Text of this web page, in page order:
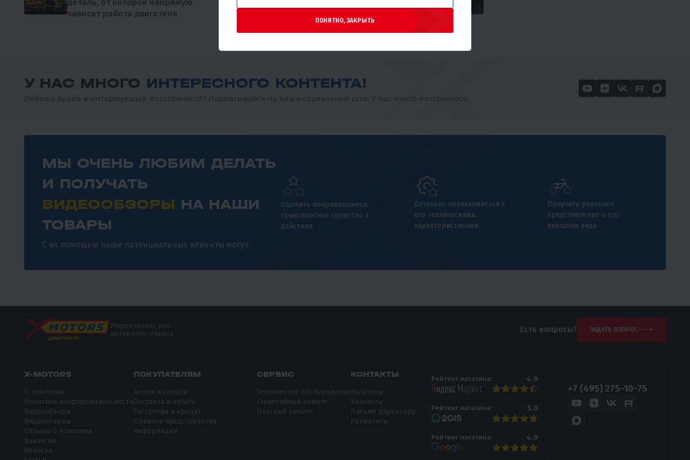
деталь, от которой напрямую
зависит работа двигателя
бензине? ⛽️ #xmotors #эндуро
У НАС МНОГО ИНТЕРЕСНОГО КОНТЕНТА!
Любишь драйв и интересуешься мототехникой? Подписывайся на наши социальные сети. У нас много интересного.
МЫ ОЧЕНЬ ЛЮБИМ ДЕЛАТЬ
И ПОЛУЧАТЬ
ВИДЕООБЗОРЫ НА НАШИ
ТОВАРЫ
С их помощью наши потенциальные клиенты могут:
Оценить понравившееся
транспортное средство в
действии
Детально познакомиться с
его техническими
характеристиками
Получить реальное
представление о его
внешнем виде
Есть вопросы? ЗАДАТЬ ВОПРОС
X-MOTORS
О компании
Политика конфиденциальности
Видеообзоры
Видеоотзывы
Отзывы о компании
Вакансии
Новости
ПОКУПАТЕЛЯМ
Акции и скидки
Доставка и оплата
Рассрочка и кредит
Правила представления
информации
СЕРВИС
Техническое обслуживание
Гарантийный ремонт
Платный ремонт
КОНТАКТЫ
Магазины
Контакты
Письмо директору
Реквизиты
Рейтинг магазина: 4.9
Рейтинг магазина: 5.0
Рейтинг магазина: 4.9
+7 (495) 275-10-75
ПОНЯТНО, ЗАКРЫТЬ